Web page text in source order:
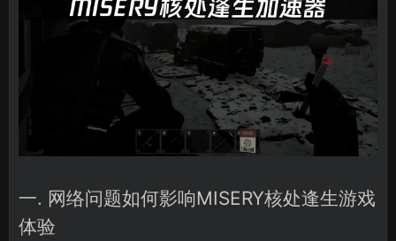
一. 网络问题如何影响MISERY核处逢生游戏
体验